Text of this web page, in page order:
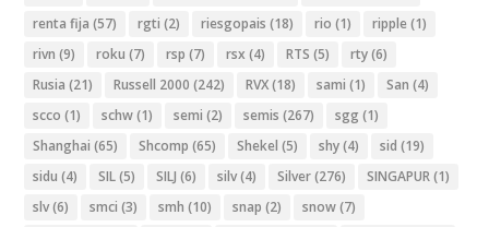
renta fija (57) rgti (2) riesgopais (18) rio (1) ripple (1)
rivn (9) roku (7) rsp (7) rsx (4) RTS (5) rty(6)
Rusia (21) Russell 2000 (242) RVX(18) sami (1) San (4)
scco (1) schw(1) semi (2) semis (267) sgg (1)
Shanghai (65) Shcomp (65) Shekel (5) shy(4) sid (19)
sidu (4) SIL(5) SILJ (6) silv(4) Silver(276) SINGAPUR(1)
slv(6) smci (3) smh (10) snap (2) snow(7)